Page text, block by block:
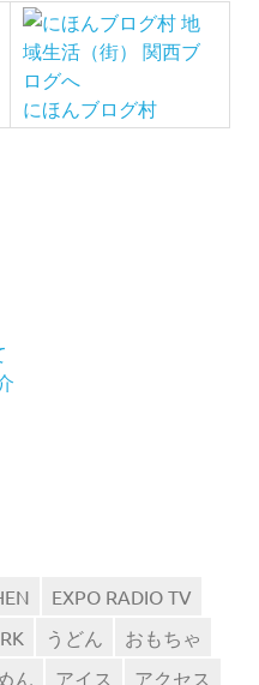
にほんブログ村
EXPO RADIO TV
うどん
おもちゃ
ん アイス アクセス